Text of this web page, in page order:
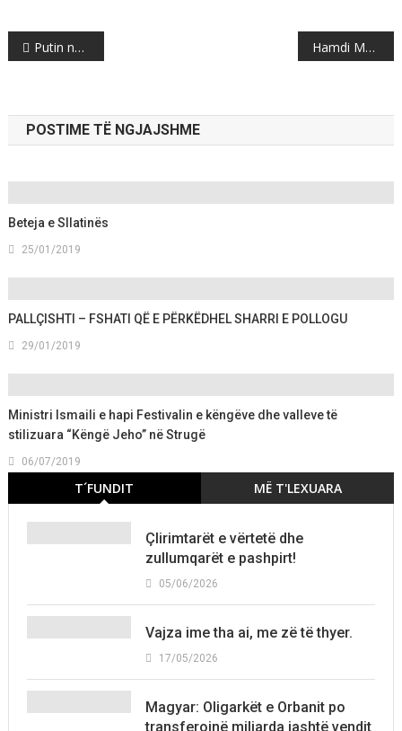
Post
navigation
Putin nuk bën punë, serbët lëshohen në Beograd kundër Vuçiç Hamdi Mediu POLLOGU THESAR I KULTURES SHQIPTARE
POSTIME TË NGJAJSHME
Beteja e Sllatinës
25/01/2019
PALLÇISHTI – FSHATI QË E PËRKËDHEL SHARRI E POLLOGU
29/01/2019
Ministri Ismaili e hapi Festivalin e këngëve dhe valleve të
stilizuara “Këngë Jeho” në Strugë
06/07/2019
T´FUNDIT MË T'LEXUARA
Çlirimtarët e vërtetë dhe
zullumqarët e pashpirt!
05/06/2026
Vajza ime tha ai, me zë të thyer.
17/05/2026
Magyar: Oligarkët e Orbanit po
transferojnë miliarda jashtë vendit